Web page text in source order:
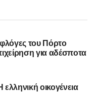
του Πόρτο
για αδέσποτα
οικογένεια